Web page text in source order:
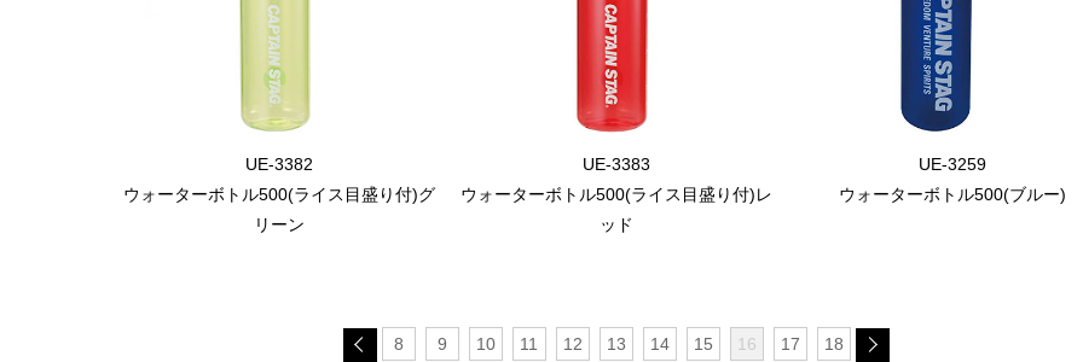
UE-3382
ウォーターボトル500(ライス目盛り付)グ
リーン
UE-3383
ウォーターボトル500(ライス目盛り付)レ
ッド
UE-3259
ウォーターボトル500(ブルー)
8 9 10 11 12 13 14 15 16 17 18